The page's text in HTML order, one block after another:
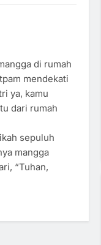
di rumah
mendekati
ya, kamu
dari rumah
sepuluh
mangga
“Tuhan,